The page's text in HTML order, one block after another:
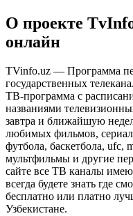
О проекте
онлайн
TVinfo.uz — Программа
государственных
ТВ-программа с
названиями
завтра и ближайшую
любимых фильмов,
футбола, баскетбола, ufc,
мультфильмы и другие
сайте все ТВ каналы
всегда будете знать где
бесплатно или платно
Узбекистане.